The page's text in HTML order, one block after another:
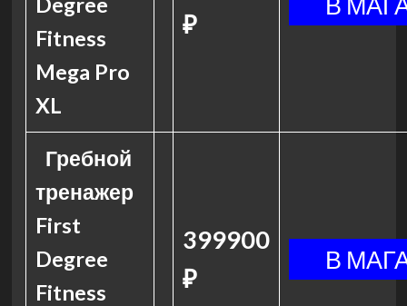
Fitness
Mega Pro
XL
₽
Гребной
тренажер
First
Degree
Fitness
399900
₽